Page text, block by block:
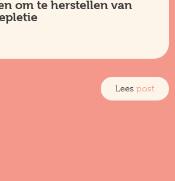
om te herstellen van
Lees post